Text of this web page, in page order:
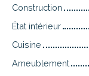
Construction
État intérieur
Cuisine
Ameublement